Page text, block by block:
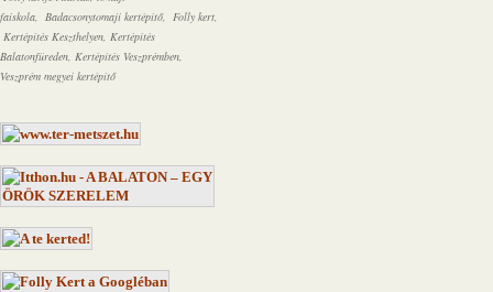
faiskola, Badacsonytomaji kertépítő, Folly kert,
Kertépítés Keszthelyen, Kertépítés
Balatonfüreden, Kertépítés Veszprémben,
Veszprém megyei kertépítő